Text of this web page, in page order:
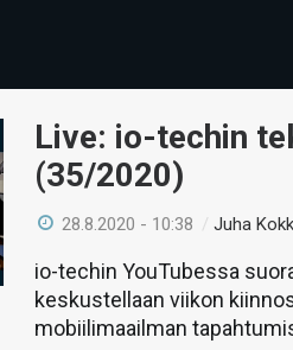
Live: io-techin
(35/2020)
28.8.2020 - 10:38 /Juha
io-techin YouTubessa
keskustellaan viikon
mobiilimaailman